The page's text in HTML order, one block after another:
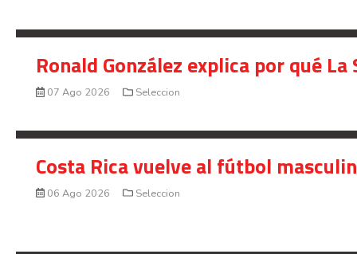
Ronald González explica por qué
07 Ago 2026 Seleccion
Costa Rica vuelve al fútbol
06 Ago 2026 Seleccion